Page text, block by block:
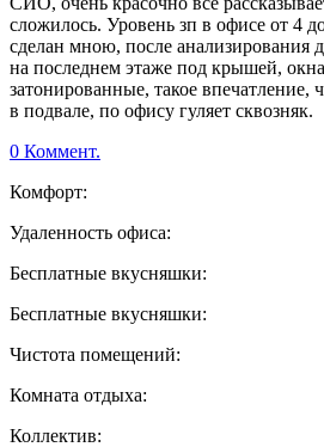
сложилось. Уровень зп в офисе от 4
сделан мною, после
на последнем этаже под крышей,
затонированные, такое впечатление,
в подвале, по офису гуляет сквозняк.
0 Коммент.
Комфорт:
Удаленность офиса:
Бесплатные вкусняшки:
Бесплатные вкусняшки:
Чистота помещений:
Комната отдыха:
Коллектив: